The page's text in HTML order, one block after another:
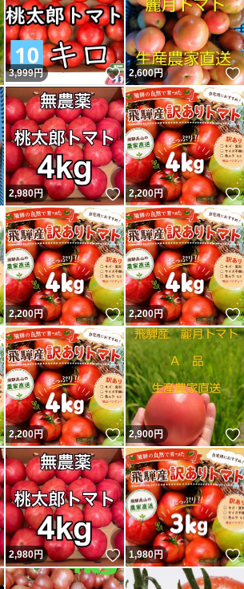
いいね！
3,999円 いいね！
2,600円
いいね！
2,980円 いいね！
2,200円
いいね！
2,200円 いいね！
2,200円
いいね！
2,200円 いいね！
2,900円
いいね！
2,980円 いいね！
1,980円